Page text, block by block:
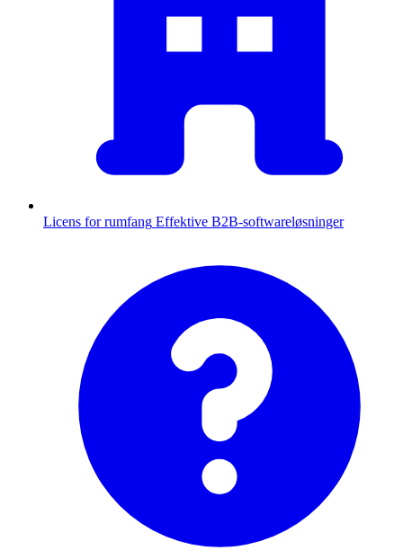
Licens for rumfang Effektive B2B-softwareløsninger